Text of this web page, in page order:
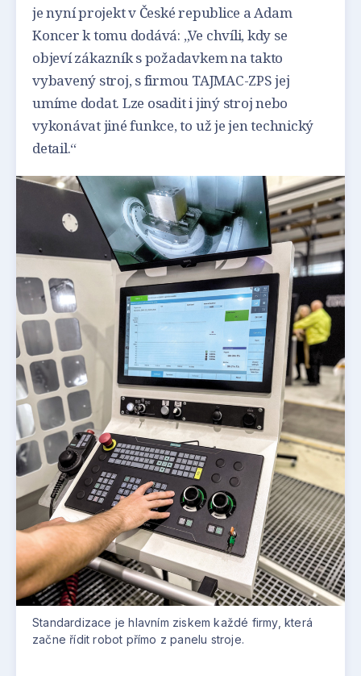
je nyní projekt v České republice a Adam
Koncer k tomu dodává: „Ve chvíli, kdy se
objeví zákazník s požadavkem na takto
vybavený stroj, s firmou TAJMAC-ZPS jej
umíme dodat. Lze osadit i jiný stroj nebo
vykonávat jiné funkce, to už je jen technický
detail.“
Standardizace je hlavním ziskem každé firmy, která
začne řídit robot přímo z panelu stroje.